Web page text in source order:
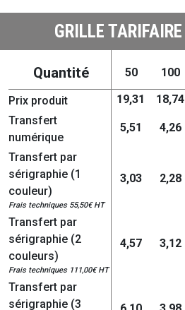
GRILLE TARIFAIRE
Quantité 50 100
Prix produit 19,31 18,74
Transfert
numérique
5,51 4,26
Transfert par
sérigraphie (1
couleur)
Frais techniques 55,50€ HT
3,03 2,28
Transfert par
sérigraphie (2
couleurs)
Frais techniques 111,00€ HT
4,57 3,12
Transfert par
sérigraphie (3